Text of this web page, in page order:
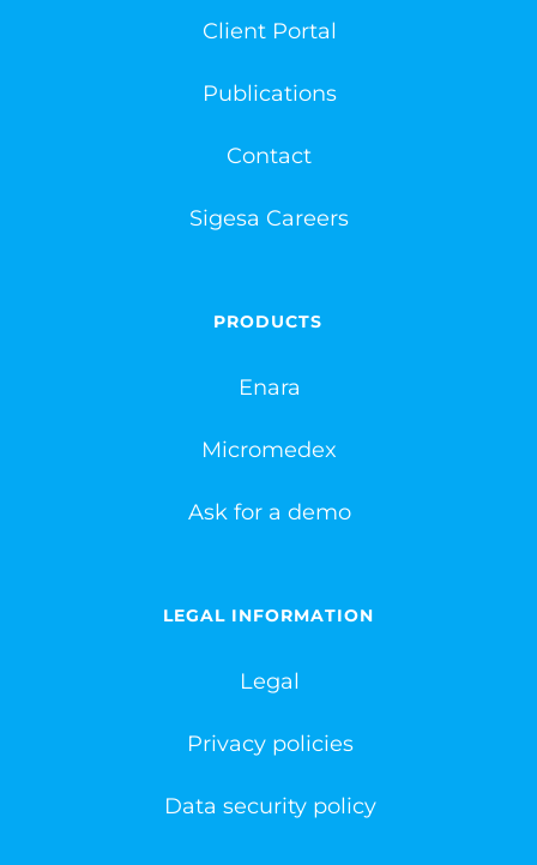
Client Portal
Publications
Contact
Sigesa Careers
PRODUCTS
Enara
Micromedex
Ask for a demo
LEGAL INFORMATION
Legal
Privacy policies
Data security policy